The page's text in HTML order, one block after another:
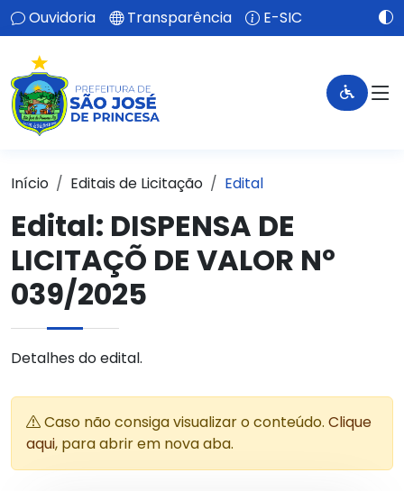
Ouvidoria Transparência E-SIC
Início Editais de Licitação Edital
Edital: DISPENSA DE
LICITAÇÕ DE VALOR Nº
039/2025
Detalhes do edital.
Caso não consiga visualizar o conteúdo. Clique
aqui, para abrir em nova aba.